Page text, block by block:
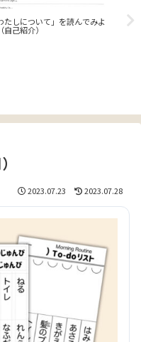
たしについて」を読んでみよ
自己紹介）
【
2023.07.23 2023.07.28